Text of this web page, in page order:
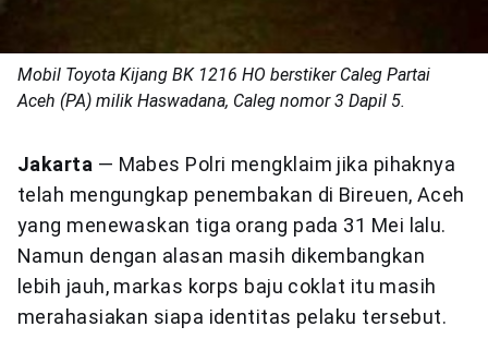
Mobil Toyota Kijang BK 1216 HO berstiker Caleg Partai
Aceh (PA) milik Haswadana, Caleg nomor 3 Dapil 5.
Jakarta — Mabes Polri mengklaim jika pihaknya
telah mengungkap penembakan di Bireuen, Aceh
yang menewaskan tiga orang pada 31 Mei lalu.
Namun dengan alasan masih dikembangkan
lebih jauh, markas korps baju coklat itu masih
merahasiakan siapa identitas pelaku tersebut.